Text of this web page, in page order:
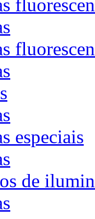
especiais
de